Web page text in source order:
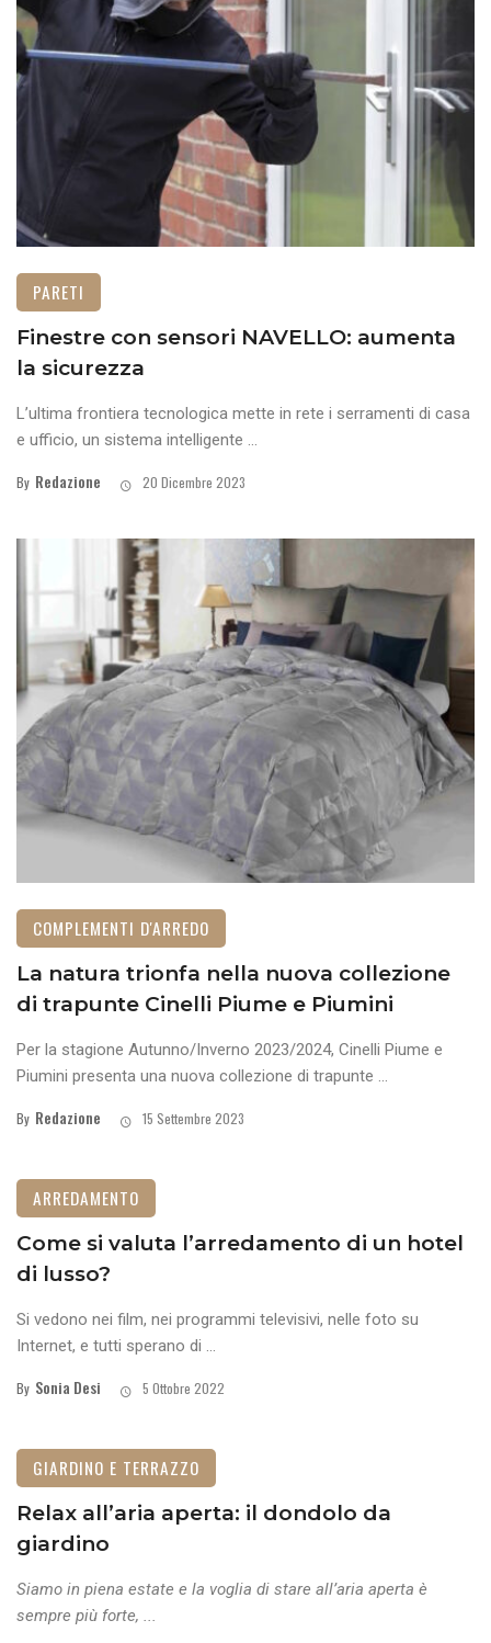
PARETI
Finestre con sensori NAVELLO: aumenta
la sicurezza
L’ultima frontiera tecnologica mette in rete i serramenti di casa
e ufficio, un sistema intelligente ...
By Redazione 20 Dicembre 2023
COMPLEMENTI D'ARREDO
La natura trionfa nella nuova collezione
di trapunte Cinelli Piume e Piumini
Per la stagione Autunno/Inverno 2023/2024, Cinelli Piume e
Piumini presenta una nuova collezione di trapunte ...
By Redazione 15 Settembre 2023
ARREDAMENTO
Come si valuta l’arredamento di un hotel
di lusso?
Si vedono nei film, nei programmi televisivi, nelle foto su
Internet, e tutti sperano di ...
By Sonia Desi 5 Ottobre 2022
GIARDINO E TERRAZZO
Relax all’aria aperta: il dondolo da
giardino
Siamo in piena estate e la voglia di stare all’aria aperta è
sempre più forte, ...